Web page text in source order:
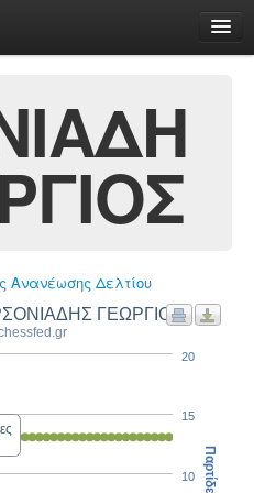
Ανανέωσης Δελτίου
ΓΕΩΡΓΙΟΣ
10
15
20
Παρτίδες